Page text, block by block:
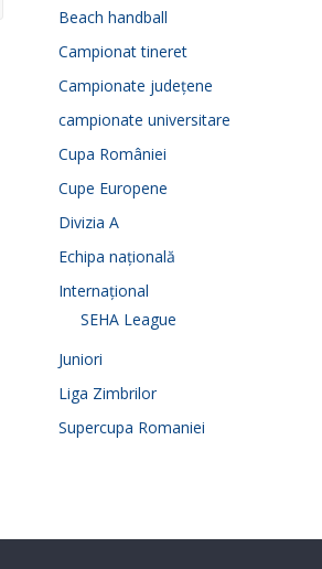
Beach handball
Campionat tineret
Campionate județene
campionate universitare
Cupa României
Cupe Europene
Divizia A
Echipa națională
Internațional
SEHA League
Juniori
Liga Zimbrilor
Supercupa Romaniei